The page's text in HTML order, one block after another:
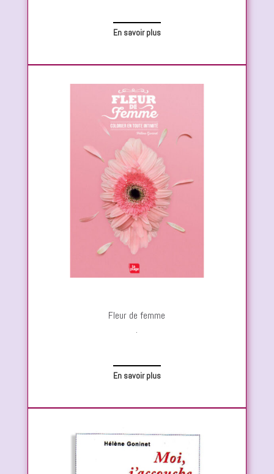
En savoir plus
Fleur de femme
.
En savoir plus